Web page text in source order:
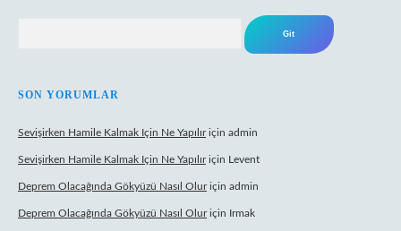
SON YORUMLAR
Sevişirken Hamile Kalmak Için Ne Yapılıriçin admin
Sevişirken Hamile Kalmak Için Ne Yapılıriçin Levent
Deprem Olacağında Gökyüzü Nasıl Oluriçin admin
Deprem Olacağında Gökyüzü Nasıl Oluriçin Irmak